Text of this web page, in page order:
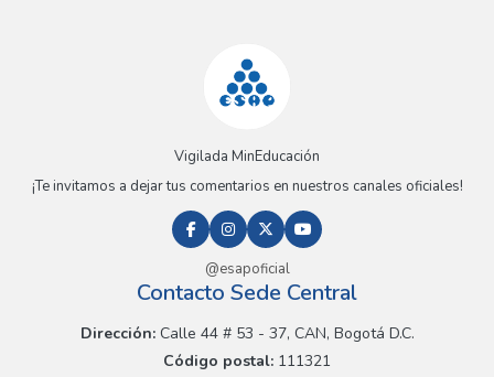
Vigilada MinEducación
¡Te invitamos a dejar tus comentarios en nuestros canales oficiales!
@esapoficial
Contacto Sede Central
Dirección:Calle 44 # 53 - 37, CAN, Bogotá D.C.
Código postal: 111321